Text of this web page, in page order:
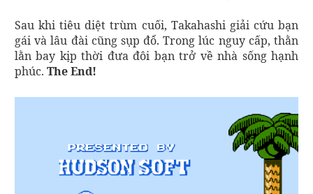
Sau khi tiêu diệt trùm cuối, Takahashi giải cứu bạn
gái và lâu đài cũng sụp đổ. Trong lúc nguy cấp, thằn
lằn bay kịp thời đưa đôi bạn trở về nhà sống hạnh
phúc. The End!